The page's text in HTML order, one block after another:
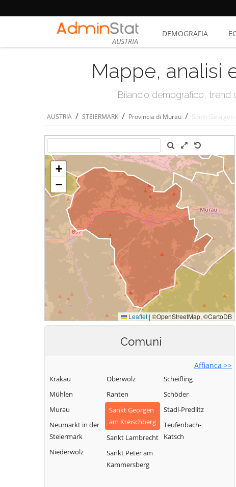
AUSTRIA
DEMOGRAFIA
Mappe, analisi
Bilancio demografico, trend
AUSTRIA / STEIERMARK / Provincia di Murau / Sankt
Comuni
Affianca >>
Krakau
Mühlen
Murau
Neumarkt in der
Steiermark
Niederwölz
Oberwölz
Ranten
Sankt Georgen
am Kreischberg
Sankt Lambrecht
Sankt Peter am
Kammersberg
Scheifling
Schöder
Stadl-Predlitz
Teufenbach-
Katsch